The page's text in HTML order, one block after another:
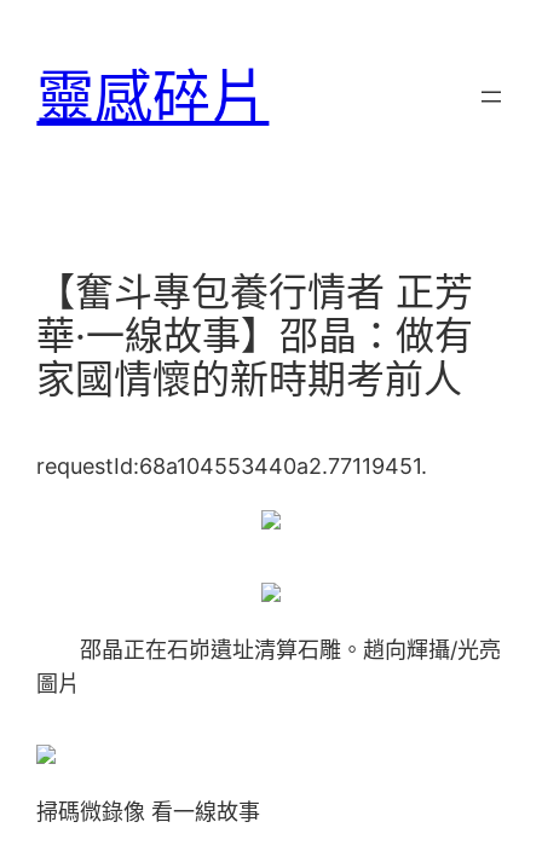
靈感碎片
【奮斗專包養行情者 正芳
華·一線故事】邵晶：做有
家國情懷的新時期考前人
requestId:68a104553440a2.77119451.
邵晶正在石峁遺址清算石雕。趙向輝攝/光亮
圖片
掃碼微錄像 看一線故事